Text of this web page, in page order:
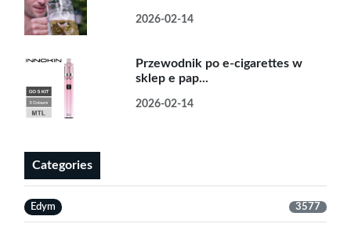
2026-02-14
Przewodnik po e-cigarettes w
sklep e pap...
2026-02-14
Categories
Edym 3577